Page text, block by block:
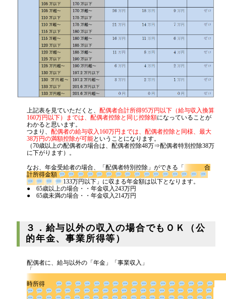
上記表を見ていただくと、配偶者合計所得95万円以下（給与収入換算
160万円以下）までは、配偶者控除と同じ控除額
わかると思います。
つまり、配偶者の給与収入160万円までは、配偶者控除と同様、最大
38万円の満額控除が可能ということになります。
（70歳以上の配偶者の場合は、配偶者控除48万⇒配偶者特別控除38万
なお、年金受給者の場合、「配偶者特別控除」ができる「
合
計所得金額
133万円以下」に収まる年金額は以下となります。
● 65歳以上の場合・・年金収入243万円
３．給与以外の収入の場合でもＯＫ（公
的年金、事業所得等）
配偶者に、給与以外の「年金」「事業収入」
時所得